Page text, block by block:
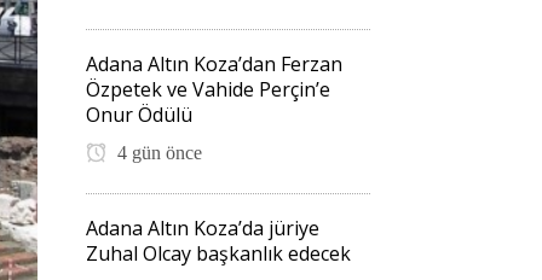
Adana Altın Koza’dan Ferzan
Özpetek ve Vahide Perçin’e
Onur Ödülü
4 gün önce
Adana Altın Koza’da jüriye
Zuhal Olcay başkanlık edecek